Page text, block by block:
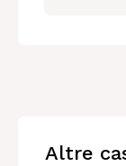
Altre